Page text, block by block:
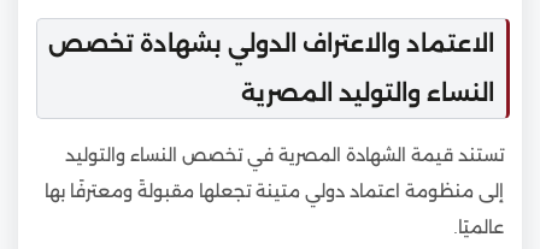
الاعتماد والاعتراف الدولي بشهادة تخصص
النساء والتوليد المصرية
تستند قيمة الشهادة المصرية في تخصص النساء والتوليد
إلى منظومة اعتماد دولي متينة تجعلها مقبولةً ومعترفًا بها
عالميًا.